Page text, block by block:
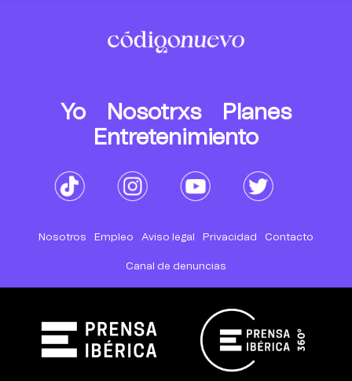
Yo Nosotrxs
Planes
Entretenimiento
Nosotros Empleo Aviso legal Privacidad Contacto
Canal de denuncias